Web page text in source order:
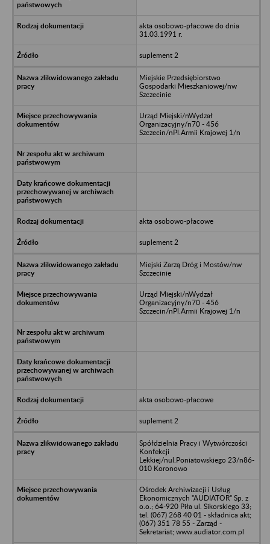
akta osobowo-płacowe do dnia
31.03.1991 r.
suplement 2
Miejskie Przedsiębiorstwo
Gospodarki Mieszkaniowej/nw
Szczecinie
Urząd Miejski/nWydzał
Organizacyjny/n70 - 456
Szczecin/nPl.Armii Krajowej 1/n
akta osobowo-płacowe
suplement 2
Miejski Zarzą Dróg i Mostów/nw
Szczecinie
Urząd Miejski/nWydzał
Organizacyjny/n70 - 456
Szczecin/nPl.Armii Krajowej 1/n
akta osobowo-płacowe
suplement 2
Spółdzielnia Pracy i Wytwórczości
Konfekcji
Lekkiej/nul.Poniatowskiego 23/n86-
010 Koronowo
Ośrodek Archiwizacji i Usług
Ekonomicznych "AUDIATOR" Sp. z
o.o.; 64-920 Piła ul. Sikorskiego 33;
tel. (067) 268 40 01 - składnica akt;
(067) 351 78 55 - Zarząd -
Sekretariat; www.audiator.com.pl